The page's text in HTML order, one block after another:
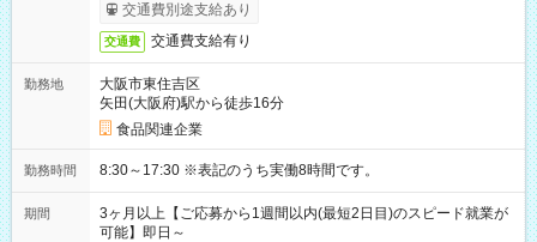
交通費別途支給あり
交通費 交通費支給有り
勤務地
大阪市東住吉区
矢田(大阪府)駅から徒歩16分
食品関連企業
勤務時間 8:30～17:30 ※表記のうち実働8時間です。
期間
3ヶ月以上【ご応募から1週間以内(最短2日目)のスピード就業が
可能】即日～